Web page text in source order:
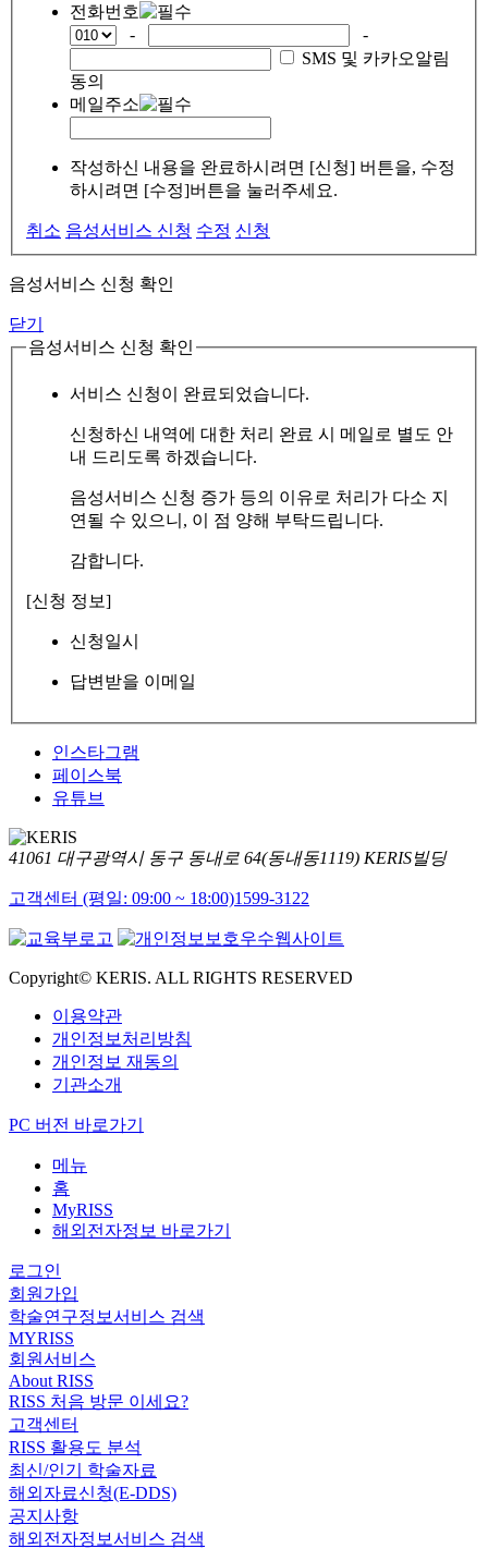
전화번호
-
-
SMS 및 카카오알림
동의
메일주소
작성하신 내용을 완료하시려면 [신청] 버튼을, 수정
하시려면 [수정]버튼을 눌러주세요.
취소 음성서비스 신청 수정 신청
음성서비스 신청 확인
닫기
음성서비스 신청 확인
서비스 신청이 완료되었습니다.
신청하신 내역에 대한 처리 완료 시 메일로 별도 안
내 드리도록 하겠습니다.
음성서비스 신청 증가 등의 이유로 처리가 다소 지
연될 수 있으니, 이 점 양해 부탁드립니다.
감합니다.
[신청 정보]
신청일시
답변받을 이메일
인스타그램
페이스북
유튜브
41061 대구광역시 동구 동내로 64(동내동1119) KERIS빌딩
고객센터 (평일: 09:00 ~ 18:00)1599-3122
Copyright© KERIS. ALL RIGHTS RESERVED
이용약관
개인정보처리방침
개인정보 재동의
기관소개
PC 버전 바로가기
메뉴
홈
MyRISS
해외전자정보 바로가기
로그인
회원가입
학술연구정보서비스 검색
MYRISS
회원서비스
About RISS
RISS 처음 방문 이세요?
고객센터
RISS 활용도 분석
최신/인기 학술자료
해외자료신청(E-DDS)
공지사항
해외전자정보서비스 검색